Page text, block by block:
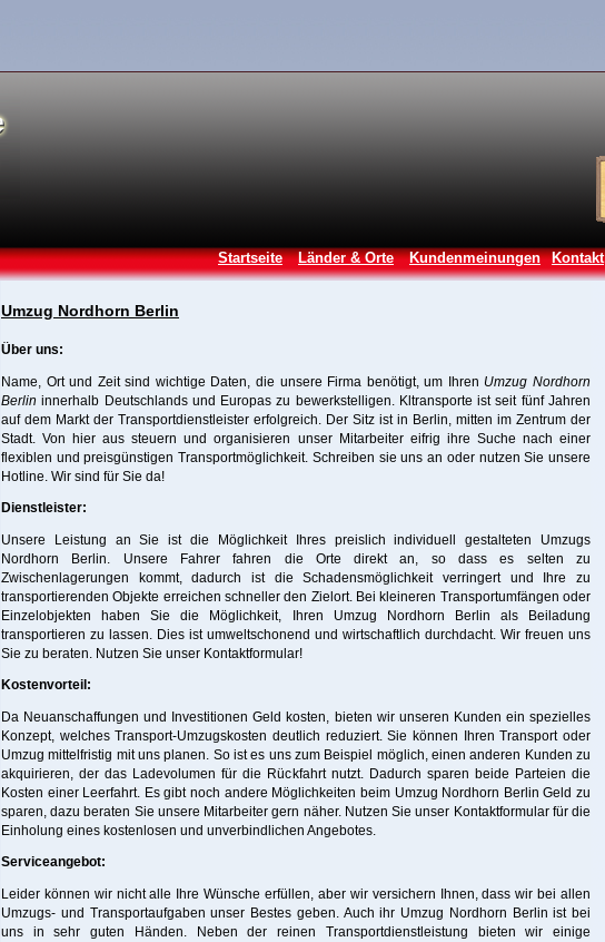
Startseite Länder & Orte Kundenmeinungen Kontakt
Umzug Nordhorn Berlin
Über uns:
Name, Ort und Zeit sind wichtige Daten, die unsere Firma benötigt, um Ihren Umzug Nordhorn
Berlin innerhalb Deutschlands und Europas zu bewerkstelligen. Kltransporte ist seit fünf Jahren
auf dem Markt der Transportdienstleister erfolgreich. Der Sitz ist in Berlin, mitten im Zentrum der
Stadt. Von hier aus steuern und organisieren unser Mitarbeiter eifrig ihre Suche nach einer
flexiblen und preisgünstigen Transportmöglichkeit. Schreiben sie uns an oder nutzen Sie unsere
Hotline. Wir sind für Sie da!
Dienstleister:
Unsere Leistung an Sie ist die Möglichkeit Ihres preislich individuell gestalteten Umzugs
Nordhorn Berlin. Unsere Fahrer fahren die Orte direkt an, so dass es selten zu
Zwischenlagerungen kommt, dadurch ist die Schadensmöglichkeit verringert und Ihre zu
transportierenden Objekte erreichen schneller den Zielort. Bei kleineren Transportumfängen oder
Einzelobjekten haben Sie die Möglichkeit, Ihren Umzug Nordhorn Berlin als Beiladung
transportieren zu lassen. Dies ist umweltschonend und wirtschaftlich durchdacht. Wir freuen uns
Sie zu beraten. Nutzen Sie unser Kontaktformular!
Kostenvorteil:
Da Neuanschaffungen und Investitionen Geld kosten, bieten wir unseren Kunden ein spezielles
Konzept, welches Transport-Umzugskosten deutlich reduziert. Sie können Ihren Transport oder
Umzug mittelfristig mit uns planen. So ist es uns zum Beispiel möglich, einen anderen Kunden zu
akquirieren, der das Ladevolumen für die Rückfahrt nutzt. Dadurch sparen beide Parteien die
Kosten einer Leerfahrt. Es gibt noch andere Möglichkeiten beim Umzug Nordhorn Berlin Geld zu
sparen, dazu beraten Sie unsere Mitarbeiter gern näher. Nutzen Sie unser Kontaktformular für die
Einholung eines kostenlosen und unverbindlichen Angebotes.
Serviceangebot:
Leider können wir nicht alle Ihre Wünsche erfüllen, aber wir versichern Ihnen, dass wir bei allen
Umzugs- und Transportaufgaben unser Bestes geben. Auch ihr Umzug Nordhorn Berlin ist bei
uns in sehr guten Händen. Neben der reinen Transportdienstleistung bieten wir einige